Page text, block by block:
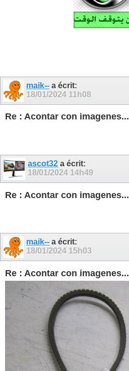
maik-- a écrit:
18/01/2024 11h08
Re : Acontar con imagenes...
ascot32 a écrit:
18/01/2024 14h49
Re : Acontar con imagenes...
maik-- a écrit:
18/01/2024 15h03
Re : Acontar con imagenes...